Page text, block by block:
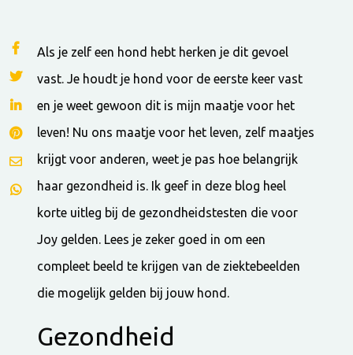
Als je zelf een hond hebt herken je dit gevoel
vast. Je houdt je hond voor de eerste keer vast
en je weet gewoon dit is mijn maatje voor het
leven! Nu ons maatje voor het leven, zelf maatjes
krijgt voor anderen, weet je pas hoe belangrijk
haar gezondheid is. Ik geef in deze blog heel
korte uitleg bij de gezondheidstesten die voor
Joy gelden. Lees je zeker goed in om een
compleet beeld te krijgen van de ziektebeelden
die mogelijk gelden bij jouw hond.
Gezondheid